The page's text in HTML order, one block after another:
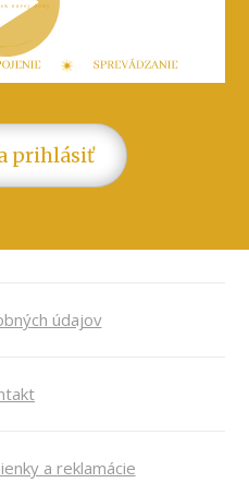
prihlásiť
údajov
a reklamácie